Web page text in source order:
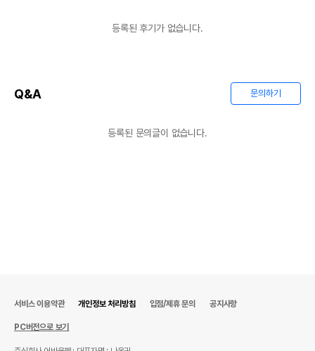
등록된 후기가 없습니다.
Q&A 문의하기
등록된 문의글이 없습니다.
서비스 이용약관 개인정보 처리방침 입점/제휴 문의 공지사항
PC버전으로 보기